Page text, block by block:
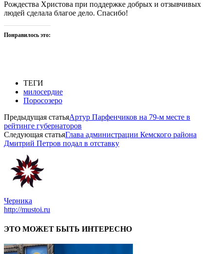
Рождества Христова при поддержке добрых и отзывчивых
людей сделала благое дело. Спасибо!
Понравилось это:
ТЕГИ
милосердие
Поросозеро
Предыдущая статьяАртур Парфенчиков на 79-м месте в
рейтинге губернаторов
Следующая статьяГлава администрации Кемского района
Дмитрий Петров подал в отставку
Черника
http://mustoi.ru
ЭТО МОЖЕТ БЫТЬ ИНТЕРЕСНО